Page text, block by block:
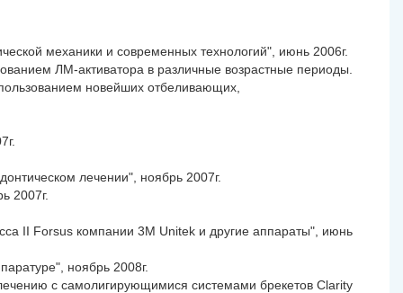
механики и современных технологий", июнь 2006г.
ЛМ-активатора в различные возрастные периоды.
новейших отбеливающих,
лечении", ноябрь 2007г.
2007г.
II Forsus компании 3M Unitek и другие аппараты", июнь
ноябрь 2008г.
с самолигирующимися системами брекетов Clarity